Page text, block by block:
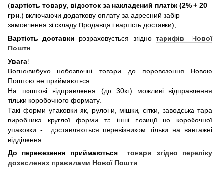
(вартість товару, відсоток за накладений платіж (2% + 20
грн .) включаючи додаткову оплату за адресний забір
замовлення зі складу Продавця і вартість доставки);
Вартість доставки розраховується згідно тарифів Нової
Пошти
Увага!
Вогне/вибухо небезпечні товари до перевезення Новою
Поштою не приймаються.
На поштові відправлення (до 30кг) можливі відправлення
тільки коробочного формату.
Такі форми упаковки як, рулони, мішки, сітки, заводська тара
виробника круглої форми та інші позиції не коробочної
упаковки - доставляються перевізником тільки на вантажні
відділення.
До перевезення приймаютьсятовари згідно переліку
дозволених правилами Нової Пошти